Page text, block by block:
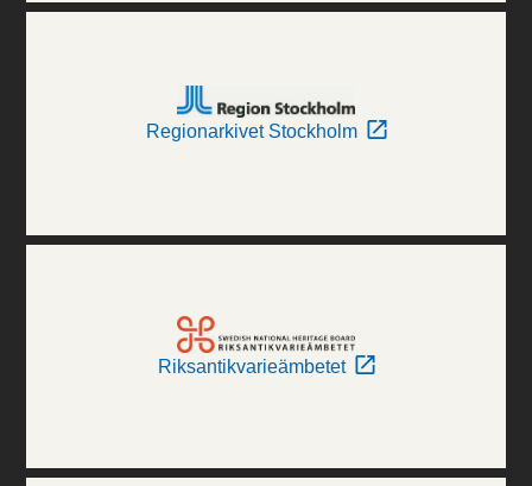
Regionarkivet Stockholm
Riksantikvarieämbetet